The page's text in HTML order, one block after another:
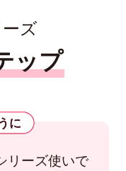
ズ
ップ
に
リーズ使いで